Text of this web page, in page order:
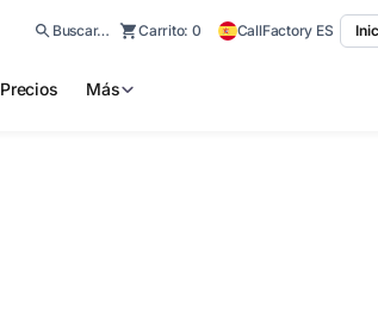
Buscar… Carrito: 0 CallFactory ES
Precios Más